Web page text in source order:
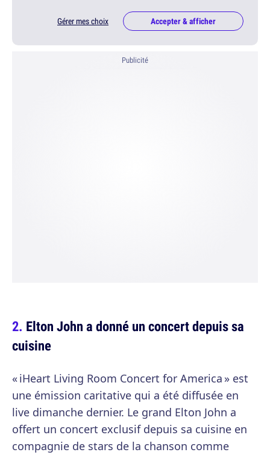
Gérer mes choix Accepter & afficher
Publicité
Elton John a donné un concert depuis sa
cuisine
« iHeart Living Room Concert for America » est
une émission caritative qui a été diffusée en
live dimanche dernier. Le grand Elton John a
offert un concert exclusif depuis sa cuisine en
compagnie de stars de la chanson comme